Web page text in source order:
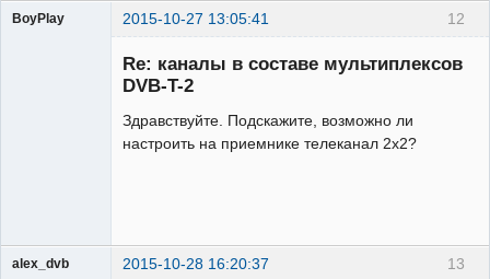
12
BoyPlay 2015-10-27 13:05:41
Re: каналы в составе мультиплексов
DVB-T-2
Здравствуйте. Подскажите, возможно ли
настроить на приемнике телеканал 2х2?
13
alex_dvb 2015-10-28 16:20:37